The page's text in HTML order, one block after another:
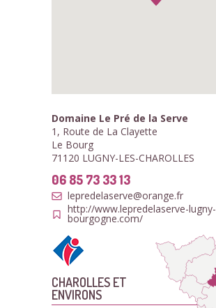
Domaine Le Pré de la Serve
1, Route de La Clayette
Le Bourg
71120 LUGNY-LES-CHAROLLES
06 85 73 33 13
lepredelaserve@orange.fr
http://www.lepredelaserve-lugny-
bourgogne.com/
CHAROLLES ET
ENVIRONS